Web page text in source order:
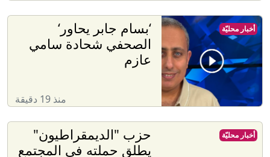
‘بسام جابر يحاور‘
الصحفي شحادة سامي
عازم
منذ 19 دقيقة
أخبار محليّة
حزب "الديمقراطيون"
يطلق حملته في المجتمع
أخبار محليّة